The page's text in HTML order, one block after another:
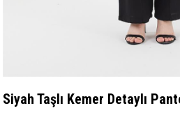
Siyah Taşlı Kemer Detaylı